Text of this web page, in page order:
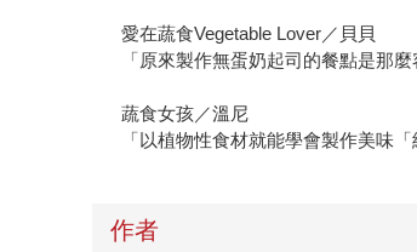
愛在蔬食Vegetable Lover／貝貝
「原來製作無蛋奶起司的餐點是那
蔬食女孩／溫尼
「以植物性食材就能學會製作美味
作者